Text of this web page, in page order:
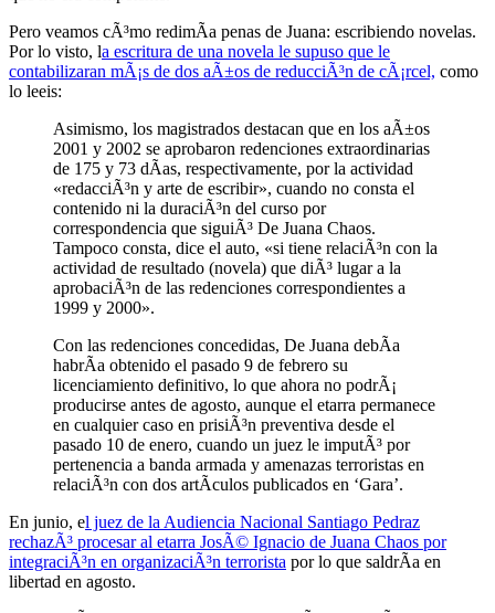
Pero veamos cÃ³mo redimÃ­a penas de Juana: escribiendo novelas.
Por lo visto, la escritura de una novela le supuso que le
contabilizaran mÃ¡s de dos aÃ±os de reducciÃ³n de cÃ¡rcel, como
lo leeis:
Asimismo, los magistrados destacan que en los aÃ±os
2001 y 2002 se aprobaron redenciones extraordinarias
de 175 y 73 dÃ­as, respectivamente, por la actividad
«redacciÃ³n y arte de escribir», cuando no consta el
contenido ni la duraciÃ³n del curso por
correspondencia que siguiÃ³ De Juana Chaos.
Tampoco consta, dice el auto, «si tiene relaciÃ³n con la
actividad de resultado (novela) que diÃ³ lugar a la
aprobaciÃ³n de las redenciones correspondientes a
1999 y 2000».
Con las redenciones concedidas, De Juana debÃ­a
habrÃ­a obtenido el pasado 9 de febrero su
licenciamiento definitivo, lo que ahora no podrÃ¡
producirse antes de agosto, aunque el etarra permanece
en cualquier caso en prisiÃ³n preventiva desde el
pasado 10 de enero, cuando un juez le imputÃ³ por
pertenencia a banda armada y amenazas terroristas en
relaciÃ³n con dos artÃ­culos publicados en ‘Gara’.
En junio, el juez de la Audiencia Nacional Santiago Pedraz
rechazÃ³ procesar al etarra JosÃ© Ignacio de Juana Chaos por
integraciÃ³n en organizaciÃ³n terrorista por lo que saldrÃ­a en
libertad en agosto.